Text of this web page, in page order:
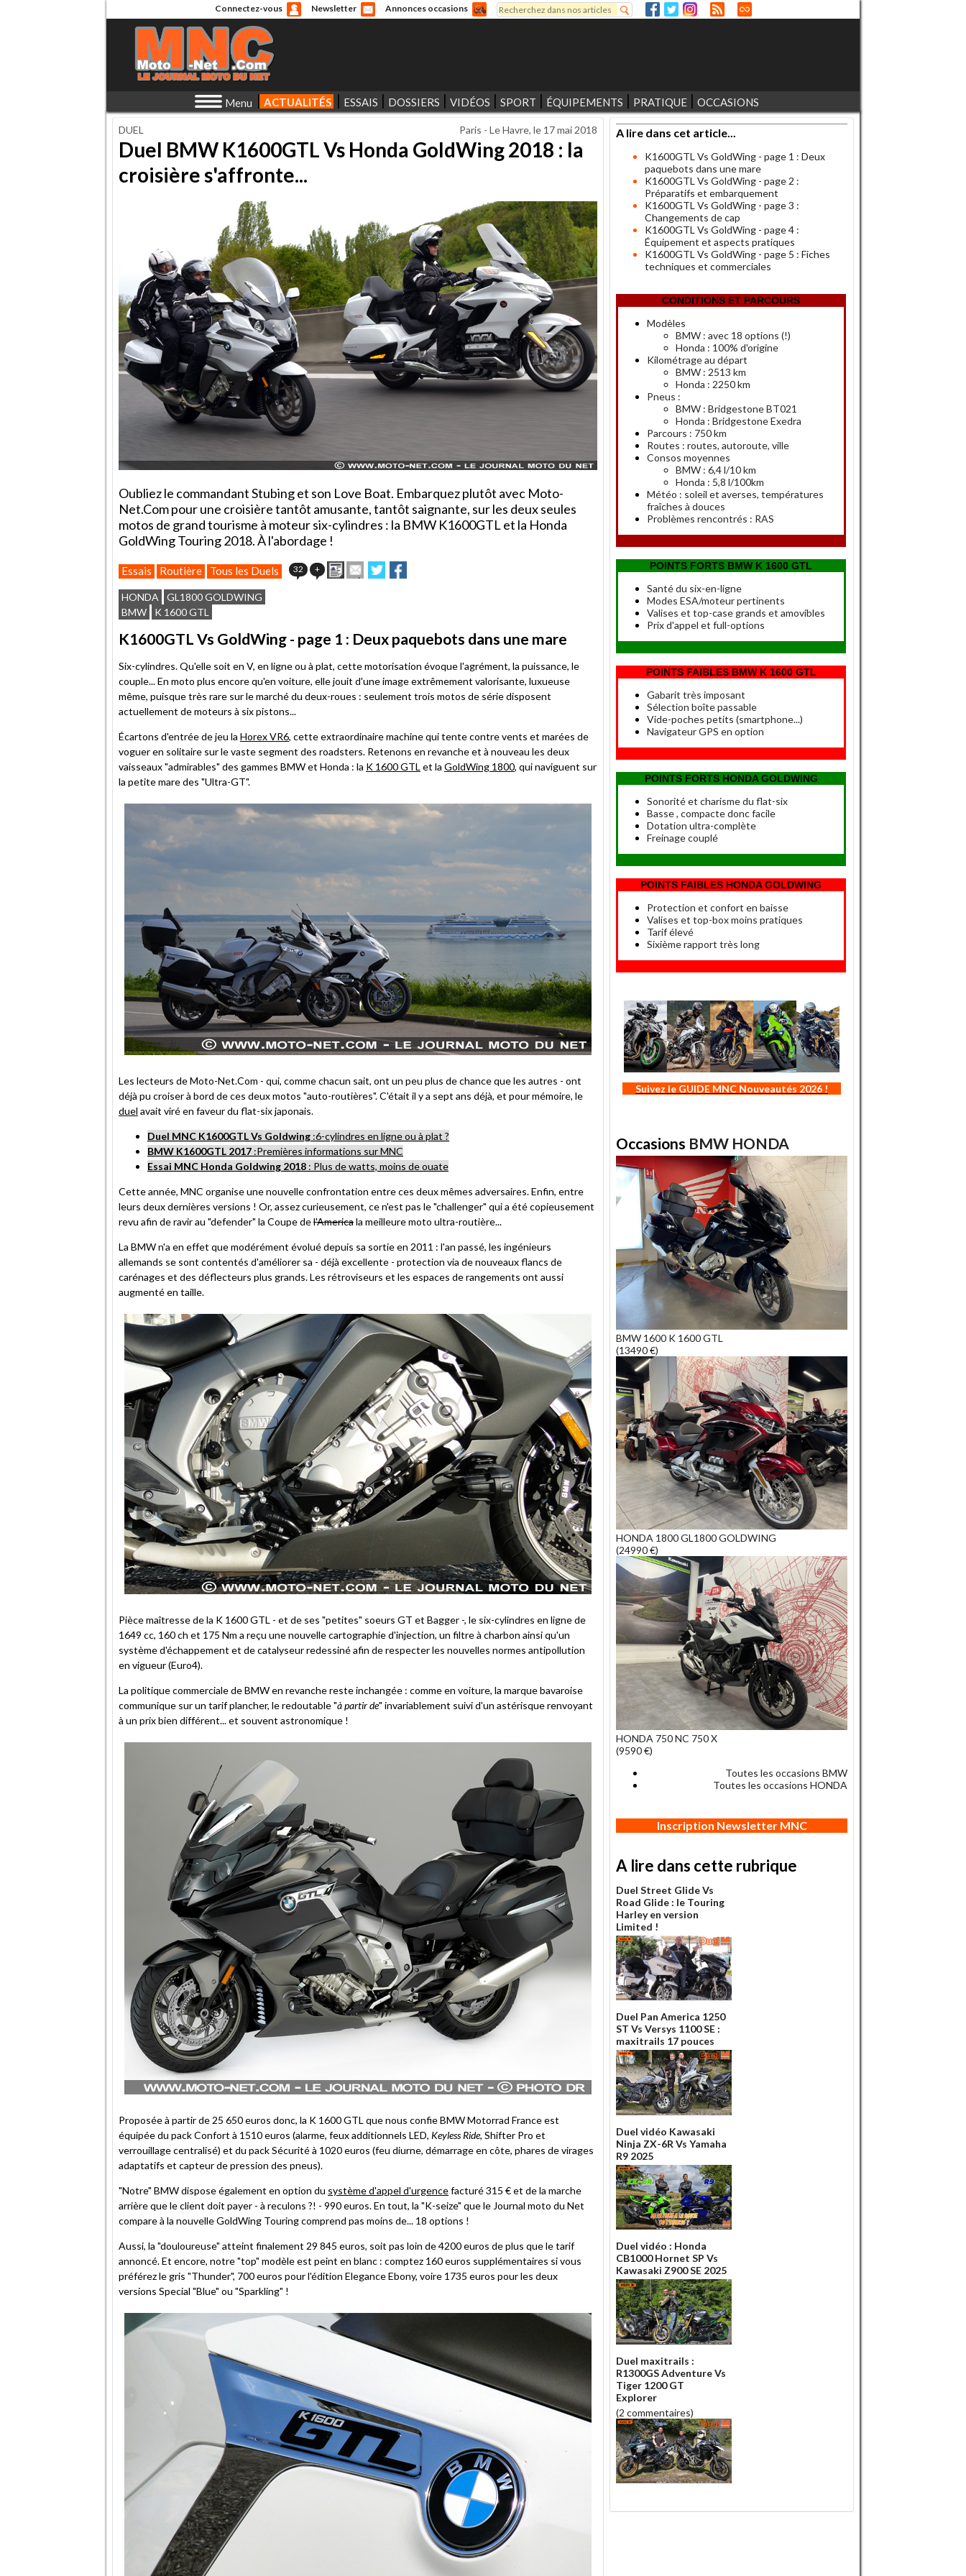
Connectez-vous Newsletter Annonces occasions
Formulaire de recherche
Rechercher
Menu ACTUALITÉS ESSAIS DOSSIERS VIDÉOS SPORT ÉQUIPEMENTS PRATIQUE OCCASIONS
DUEL Paris - Le Havre, le 17 mai 2018
Duel BMW K1600GTL Vs Honda GoldWing 2018 : la
croisière s'affronte...
Oubliez le commandant Stubing et son Love Boat. Embarquez plutôt avec Moto-
Net.Com pour une croisière tantôt amusante, tantôt saignante, sur les deux seules
motos de grand tourisme à moteur six-cylindres : la BMW K1600GTL et la Honda
GoldWing Touring 2018. À l'abordage !
Essais Routière Tous les Duels 32 + ImprimerEnvoyer
cet
Partager
sur
sur
HONDA
GL1800 GOLDWING
BMW
K 1600 GTL
K1600GTL Vs GoldWing - page 1 : Deux paquebots dans une mare
Six-cylindres. Qu'elle soit en V, en ligne ou à plat, cette motorisation évoque l'agrément, la puissance, le
couple... En moto plus encore qu'en voiture, elle jouit d'une image extrêmement valorisante, luxueuse
même, puisque très rare sur le marché du deux-roues : seulement trois motos de série disposent
actuellement de moteurs à six pistons...
Écartons d'entrée de jeu la Horex VR6, cette extraordinaire machine qui tente contre vents et marées de
voguer en solitaire sur le vaste segment des roadsters. Retenons en revanche et à nouveau les deux
vaisseaux "admirables" des gammes BMW et Honda : la K 1600 GTL et la GoldWing 1800, qui naviguent sur
la petite mare des "Ultra-GT".
Les lecteurs de Moto-Net.Com - qui, comme chacun sait, ont un peu plus de chance que les autres - ont
déjà pu croiser à bord de ces deux motos "auto-routières". C'était il y a sept ans déjà, et pour mémoire, le
duel avait viré en faveur du flat-six japonais.
Duel MNC K1600GTL Vs Goldwing :6-cylindres en ligne ou à plat ?
BMW K1600GTL 2017 :Premières informations sur MNC
Essai MNC Honda Goldwing 2018 : Plus de watts, moins de ouate
Cette année, MNC organise une nouvelle confrontation entre ces deux mêmes adversaires. Enfin, entre
leurs deux dernières versions ! Or, assez curieusement, ce n'est pas le "challenger" qui a été copieusement
revu afin de ravir au "defender" la Coupe del'Americala meilleure moto ultra-routière...
La BMW n'a en effet que modérément évolué depuis sa sortie en 2011 : l'an passé, les ingénieurs
allemands se sont contentés d'améliorer sa - déjà excellente - protection via de nouveaux flancs de
carénages et des déflecteurs plus grands. Les rétroviseurs et les espaces de rangements ont aussi
augmenté en taille.
Pièce maîtresse de la K 1600 GTL - et de ses "petites" soeurs GT et Bagger -, le six-cylindres en ligne de
1649 cc, 160 ch et 175 Nm a reçu une nouvelle cartographie d'injection, un filtre à charbon ainsi qu'un
système d'échappement et de catalyseur redessiné afin de respecter les nouvelles normes antipollution
en vigueur (Euro4).
La politique commerciale de BMW en revanche reste inchangée : comme en voiture, la marque bavaroise
communique sur un tarif plancher, le redoutable "à partir de" invariablement suivi d'un astérisque renvoyant
à un prix bien différent... et souvent astronomique !
Proposée à partir de 25 650 euros donc, la K 1600 GTL que nous confie BMW Motorrad France est
équipée du pack Confort à 1510 euros (alarme, feux additionnels LED, Keyless Ride, Shifter Pro et
verrouillage centralisé) et du pack Sécurité à 1020 euros (feu diurne, démarrage en côte, phares de virages
adaptatifs et capteur de pression des pneus).
"Notre" BMW dispose également en option du système d'appel d'urgencefacturé 315 € et de la marche
arrière que le client doit payer - à reculons ?! - 990 euros. En tout, la "K-seize" que le Journal moto du Net
compare à la nouvelle GoldWing Touring comprend pas moins de... 18 options !
Aussi, la "douloureuse" atteint finalement 29 845 euros, soit pas loin de 4200 euros de plus que le tarif
annoncé. Et encore, notre "top" modèle est peint en blanc : comptez 160 euros supplémentaires si vous
préférez le gris "Thunder", 700 euros pour l'édition Elegance Ebony, voire 1735 euros pour les deux
versions Special "Blue" ou "Sparkling" !
A lire dans cet article...
K1600GTL Vs GoldWing - page 1 : Deux
paquebots dans une mare
K1600GTL Vs GoldWing - page 2 :
Préparatifs et embarquement
K1600GTL Vs GoldWing - page 3 :
Changements de cap
K1600GTL Vs GoldWing - page 4 :
Équipement et aspects pratiques
K1600GTL Vs GoldWing - page 5 : Fiches
techniques et commerciales
CONDITIONS ET PARCOURS
Modèles
BMW : avec 18 options (!)
Honda : 100% d'origine
Kilométrage au départ
BMW : 2513 km
Honda : 2250 km
Pneus :
BMW : Bridgestone BT021
Honda : Bridgestone Exedra
Parcours : 750 km
Routes : routes, autoroute, ville
Consos moyennes
BMW : 6,4 l/10 km
Honda : 5,8 l/100km
Météo : soleil et averses, températures
fraîches à douces
Problèmes rencontrés : RAS
POINTS FORTS BMW K 1600 GTL
Santé du six-en-ligne
Modes ESA/moteur pertinents
Valises et top-case grands et amovibles
Prix d'appel et full-options
POINTS FAIBLES BMW K 1600 GTL
Gabarit très imposant
Sélection boîte passable
Vide-poches petits (smartphone...)
Navigateur GPS en option
POINTS FORTS HONDAGOLDWING
Sonorité et charisme du flat-six
Basse , compacte donc facile
Dotation ultra-complète
Freinage couplé
POINTS FAIBLES HONDA GOLDWING
Protection et confort en baisse
Valises et top-box moins pratiques
Tarif élevé
Sixième rapport très long
Suivez le GUIDE MNC Nouveautés 2026 !
Occasions BMW HONDA
BMW 1600 K 1600 GTL
(13490 €)
HONDA 1800 GL1800 GOLDWING
(24990 €)
HONDA 750 NC 750 X
(9590 €)
Toutes les occasions BMW
Toutes les occasions HONDA
Inscription Newsletter MNC
A lire dans cette rubrique
Duel Street Glide Vs
Road Glide : le Touring
Harley en version
Limited !
Duel Pan America 1250
ST Vs Versys 1100 SE :
maxitrails 17 pouces
Duel vidéo Kawasaki
Ninja ZX-6R Vs Yamaha
R9 2025
Duel vidéo : Honda
CB1000 Hornet SP Vs
Kawasaki Z900 SE 2025
Duel maxitrails :
R1300GS Adventure Vs
Tiger 1200 GT
Explorer
(2 commentaires)